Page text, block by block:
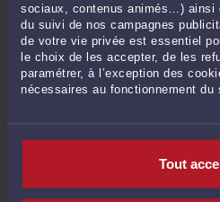
sociaux, contenus animés…) ainsi
du suivi de nos campagnes
de votre vie privée est essentiel
le choix de les accepter, de les
paramétrer, à l’exception des
nécessaires au fonctionnement du
Tout
Janvier 2019
Novembre 2018
Octobre 2018
Janvier 2017
Novembre 2016
Juillet 2016
Mars 2015